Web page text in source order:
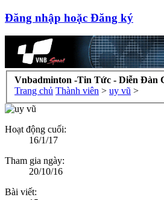
Đăng nhập hoặc Đăng ký
Vnbadminton -Tin Tức - Diễn Đàn
Trang chủ Thành viên > uy vũ >
Hoạt động cuối:
16/1/17
Tham gia ngày:
20/10/16
Bài viết: